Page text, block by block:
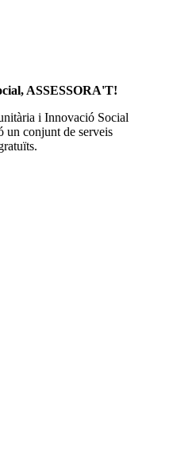
ASSESSORA'T!
i Innovació Social